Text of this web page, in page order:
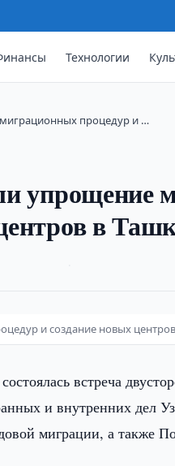
Технологии
процедур и …
в
и создание новых
встреча
и внутренних дел
миграции, а также